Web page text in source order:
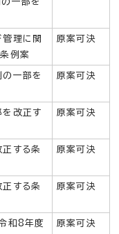
理に関
例案
原案可決
一部を
原案可決
改正す
原案可決
する条
原案可決
する条
原案可決
和8年度
原案可決